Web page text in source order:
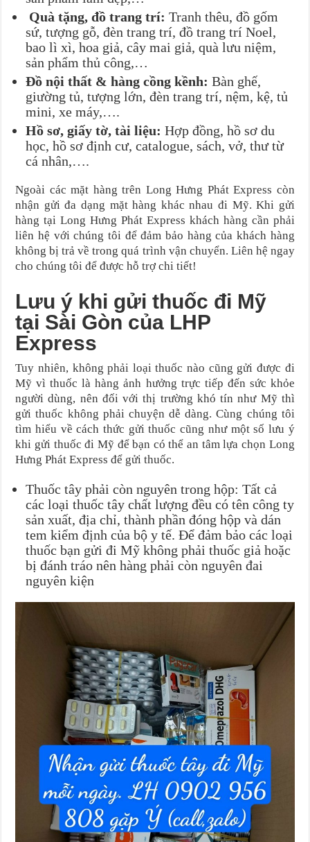
Quà tặng, đồ trang trí:Tranh thêu, đồ gốm
sứ, tượng gỗ, đèn trang trí, đồ trang trí Noel,
bao lì xì, hoa giả, cây mai giả, quà lưu niệm,
sản phẩm thủ công,…
Đồ nội thất & hàng cồng kềnh:Bàn ghế,
giường tủ, tượng lớn, đèn trang trí, nệm, kệ, tủ
mini, xe máy,….
Hồ sơ, giấy tờ, tài liệu:Hợp đồng, hồ sơ du
học, hồ sơ định cư, catalogue, sách, vở, thư từ
cá nhân,….
Ngoài các mặt hàng trên Long Hưng Phát Express còn
nhận gửi đa dạng mặt hàng khác nhau đi Mỹ. Khi gửi
hàng tại Long Hưng Phát Express khách hàng cần phải
liên hệ với chúng tôi để đảm bảo hàng của khách hàng
không bị trả về trong quá trình vận chuyển. Liên hệ ngay
cho chúng tôi để được hỗ trợ chi tiết!
Lưu ý khi gửi thuốc đi Mỹ
tại Sài Gòn của LHP
Express
Tuy nhiên, không phải loại thuốc nào cũng gửi được đi
Mỹ vì thuốc là hàng ảnh hưởng trực tiếp đến sức khỏe
người dùng, nên đối với thị trường khó tín như Mỹ thì
gửi thuốc không phải chuyện dễ dàng. Cùng chúng tôi
tìm hiểu về cách thức gửi thuốc cũng như một số lưu ý
khi gửi thuốc đi Mỹ để bạn có thể an tâm lựa chọn Long
Hưng Phát Express để gửi thuốc.
Thuốc tây phải còn nguyên trong hộp: Tất cả
các loại thuốc tây chất lượng đều có tên công ty
sản xuất, địa chỉ, thành phần đóng hộp và dán
tem kiểm định của bộ y tế. Để đảm bảo các loại
thuốc bạn gửi đi Mỹ không phải thuốc giả hoặc
bị đánh tráo nên hàng phải còn nguyên đai
nguyên kiện